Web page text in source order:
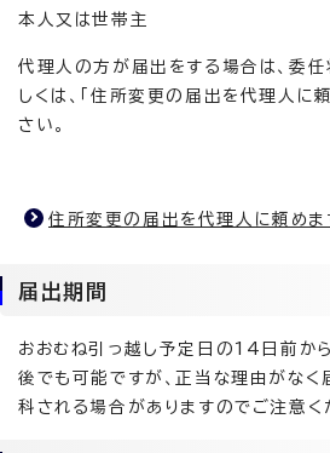
本人又は世帯主
代理人の方が届出をする場合は、委任
しくは、「住所変更の届出を代理人に
さい。
住所変更の届出を代理人に頼めま
届出期間
おおむね引っ越し予定日の14日前か
後でも可能ですが、正当な理由がな
科される場合がありますのでご注意く